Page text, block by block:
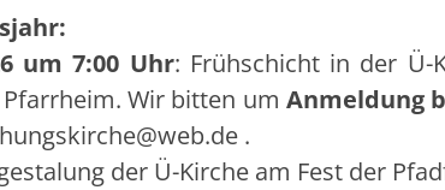
um 7:00 Uhr: Frühschicht in der Ü-
Wir bitten um Anmeldung
.
der Ü-Kirche am Fest der